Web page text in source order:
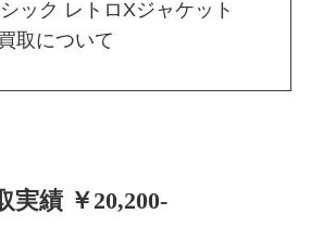
ック レトロXジャケット
取について
実績 ￥20,200-